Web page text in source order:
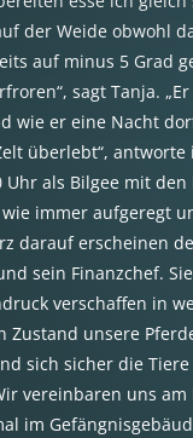
der Weide obwohl
auf minus 5 Grad
sagt Tanja.
wie er eine Nacht
überlebt“,
Uhr als Bilgee mit
immer aufgeregt
darauf erscheinen
sein Finanzchef.
verschaffen in
Zustand unsere
sich sicher die
vereinbaren uns
im